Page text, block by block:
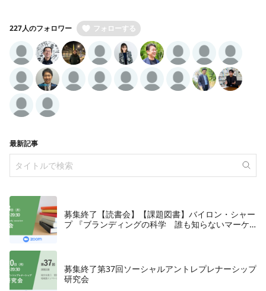
227人のフォロワー フォローする
最新記事
募集終了【読書会】【課題図書】バイロン・シャー
プ 『ブランディングの科学 誰も知らないマーケ
募集終了第37回ソーシャルアントレプレナーシップ
研究会